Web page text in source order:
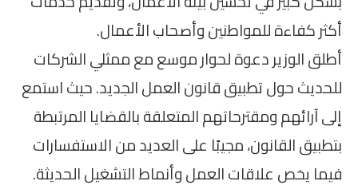
أكثر كفاءة للمواطنين وأصحاب الأعمال.
أطلق الوزير دعوة لحوار موسع مع ممثلي الشركات
للحديث حول تطبيق قانون العمل الجديد. حيث استمع
إلى آرائهم ومقترحاتهم المتعلقة بالقضايا المرتبطة
بتطبيق القانون، مجيبًا على العديد من الاستفسارات
فيما يخص علاقات العمل وأنماط التشغيل الحديثة.